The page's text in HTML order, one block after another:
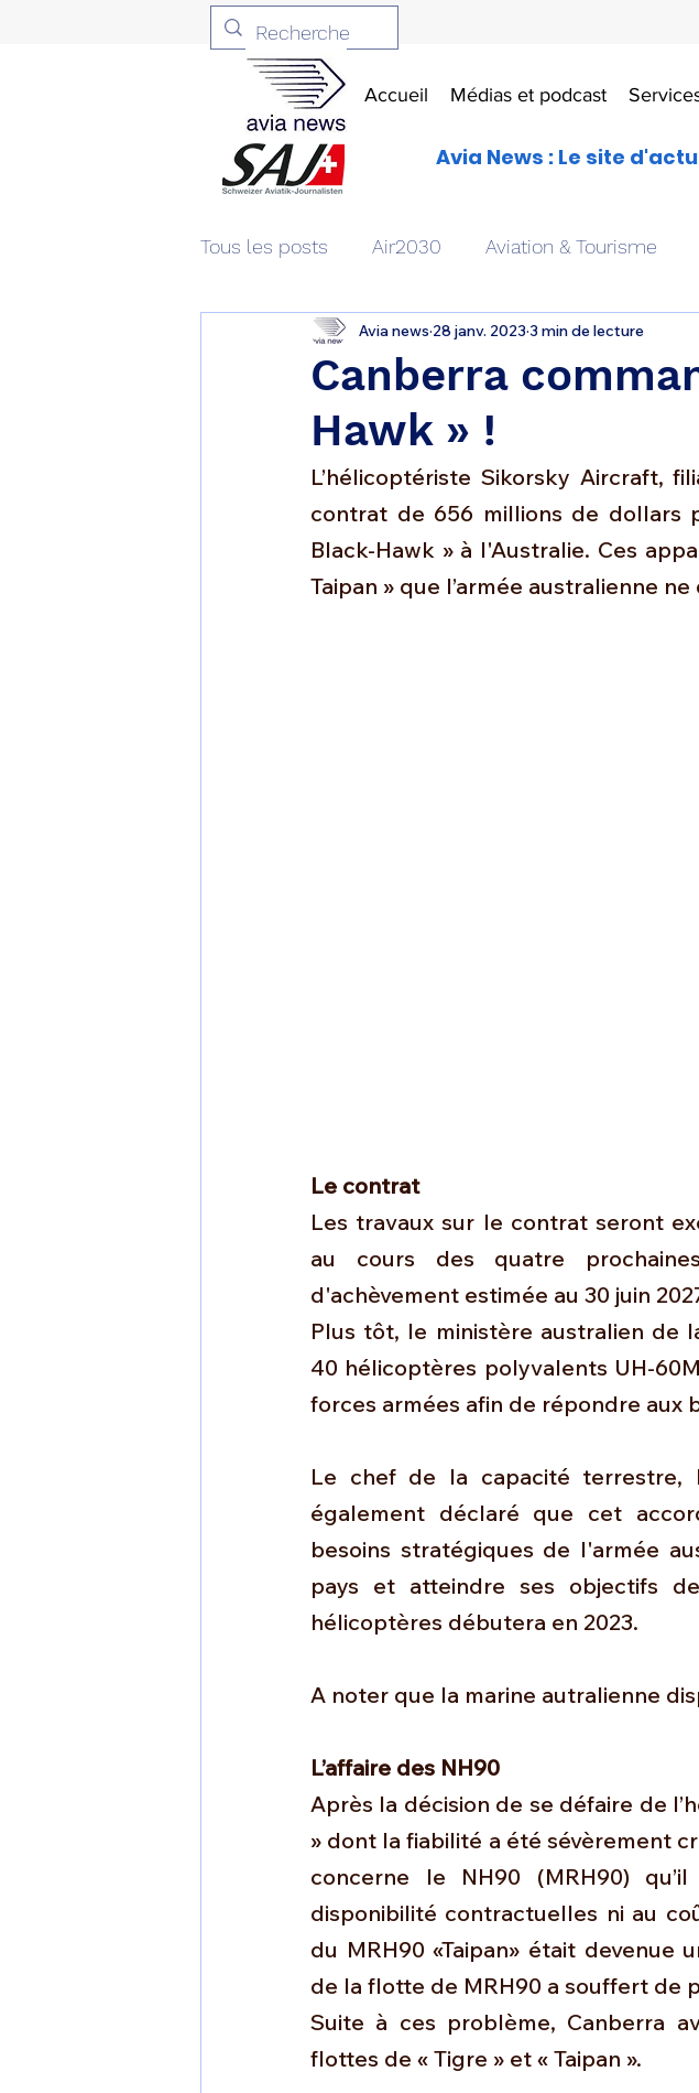
Accueil Médias et podcast
Avia News : Le site
Tous les posts Air2030 Aviation & Tourisme
Aviation & Défense Livres Drones aériens
Patrimoine aéronautique
1 er avril Motorisation Défense sol-air DSA
Shenyang J-35 Bombardier Global 6500
Canberra
Hawk » !
Avia news 28 janv. 20233 min de lecture
L’hélicoptériste Sikorsky Aircraft,
contrat de 656 millions de dollars
Black-Hawk » à l'Australie. Ces
Taipan » que l’armée australienne
Le contrat
Les travaux sur le contrat seront
au cours des quatre
d'achèvement estimée au 30 juin
Plus tôt, le ministère australien de
40 hélicoptères polyvalents UH-
forces armées afin de répondre aux
Le chef de la capacité terrestre,
également déclaré que cet
besoins stratégiques de l'armée
pays et atteindre ses objectifs
hélicoptères débutera en 2023.
A noter que la marine autralienne
L’affaire des NH90
Après la décision de se défaire de
» dont la fiabilité a été sévèrement
concerne le NH90 (MRH90)
disponibilité contractuelles ni au
du MRH90 «Taipan» était devenue
de la flotte de MRH90 a souffert de
Suite à ces problème, Canberra
flottes de « Tigre » et « Taipan ».